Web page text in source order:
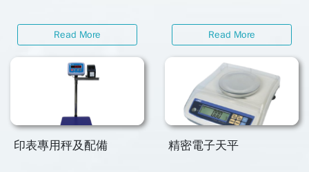
Read More Read More
印表專用秤及配備 精密電子天平